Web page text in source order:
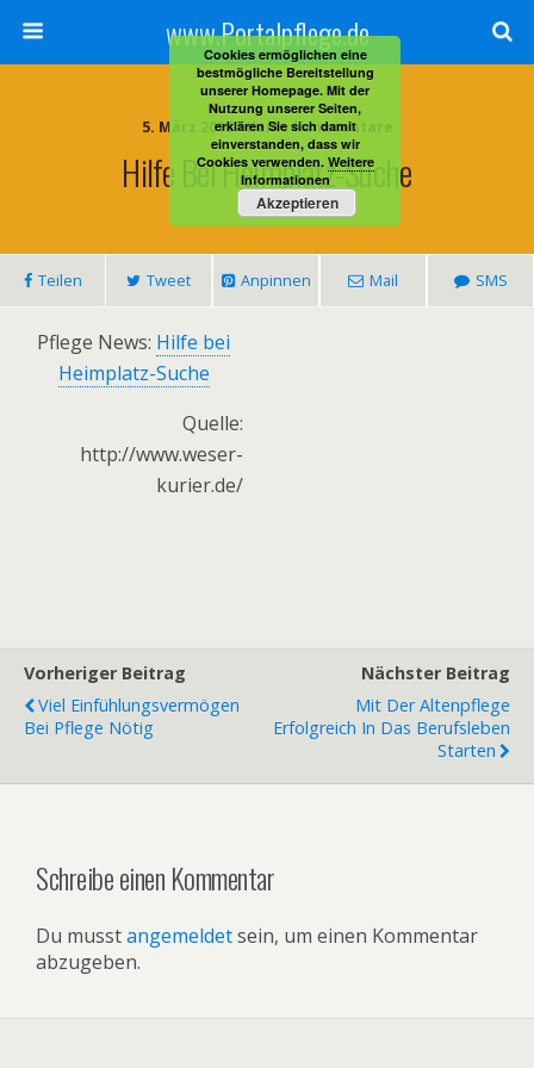
www.Portalpflege.de
5. März 2013 • Keine Kommentare
Hilfe Bei Heimplatz-Suche
Teilen Tweet Anpinnen Mail SMS
Pflege News: Hilfe bei
Heimplatz-Suche
Quelle:
http://www.weser-
kurier.de/
Vorheriger Beitrag
Viel Einfühlungsvermögen
Bei Pflege Nötig
Nächster Beitrag
Mit Der Altenpflege
Erfolgreich In Das Berufsleben
Starten
Schreibe einen Kommentar
Du musstangemeldetsein, um einen Kommentar
abzugeben.
Cookies ermöglichen eine
bestmögliche Bereitstellung
unserer Homepage. Mit der
Nutzung unserer Seiten,
erklären Sie sich damit
einverstanden, dass wir
Cookies verwenden. Weitere
Informationen
Akzeptieren